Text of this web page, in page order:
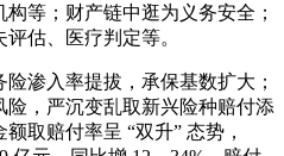
等；财产链中逛为义务安全；
估、医疗判定等。
渗入率提拔，承保基数扩大；
，严沉变乱取新兴险种赔付添
取赔付率呈 “双升” 态势，